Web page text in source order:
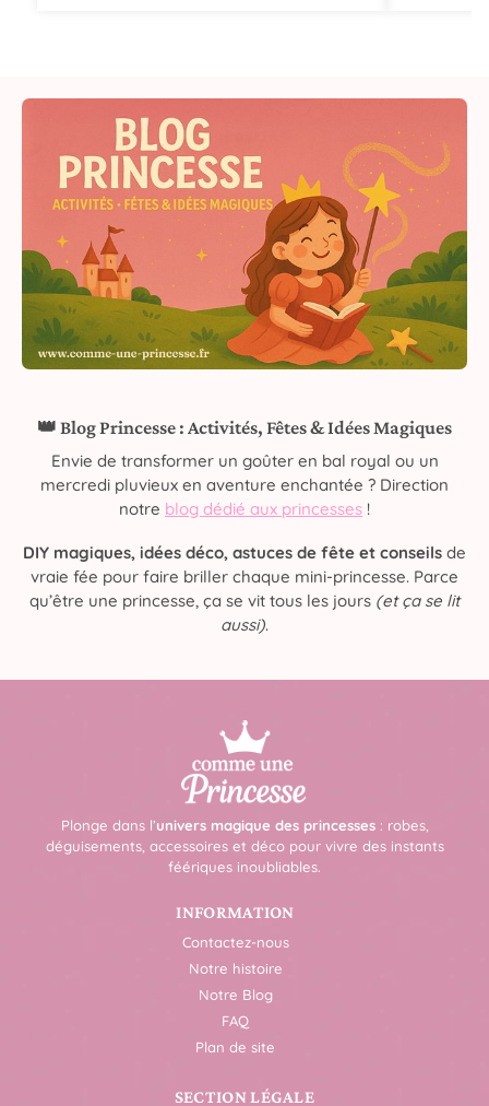
👑 Blog Princesse : Activités, Fêtes & Idées Magiques
Envie de transformer un goûter en bal royal ou un
mercredi pluvieux en aventure enchantée ? Direction
notre blog dédié aux princesses !
DIY magiques, idées déco, astuces de fête et conseils de
vraie fée pour faire briller chaque mini-princesse. Parce
qu’être une princesse, ça se vit tous les jours (et ça se lit
aussi).
Plonge dans l’univers magique des princesses: robes,
déguisements, accessoires et déco pour vivre des instants
féériques inoubliables.
INFORMATION
Contactez-nous
Notre histoire
Notre Blog
FAQ
Plan de site
SECTION LÉGALE